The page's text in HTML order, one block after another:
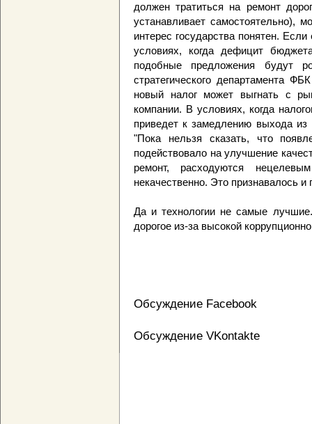
должен тратиться на ремонт
устанавливает самостоятельно),
интерес государства понятен.
условиях, когда дефицит
подобные предложения будут
стратегического департамента
новый налог может выгнать с
компании. В условиях, когда
приведет к замедлению выхода
"Пока нельзя сказать, что
подействовало на улучшение
ремонт, расходуются
некачественно. Это признавалось
Да и технологии не самые
дорогое из-за высокой
Обсуждение Facebook
Обсуждение VKontakte